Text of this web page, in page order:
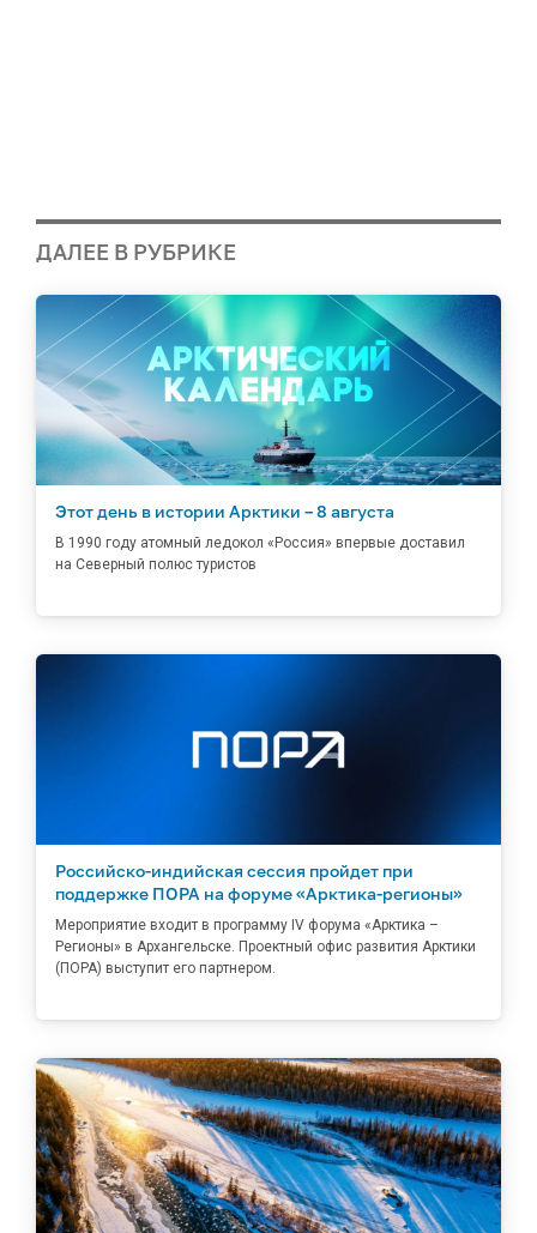
ДАЛЕЕ В РУБРИКЕ
Этот день в истории Арктики – 8 августа
В 1990 году атомный ледокол «Россия» впервые доставил
на Северный полюс туристов
Российско-индийская сессия пройдет при
поддержке ПОРА на форуме «Арктика-регионы»
Мероприятие входит в программу IV форума «Арктика –
Регионы» в Архангельске. Проектный офис развития Арктики
(ПОРА) выступит его партнером.